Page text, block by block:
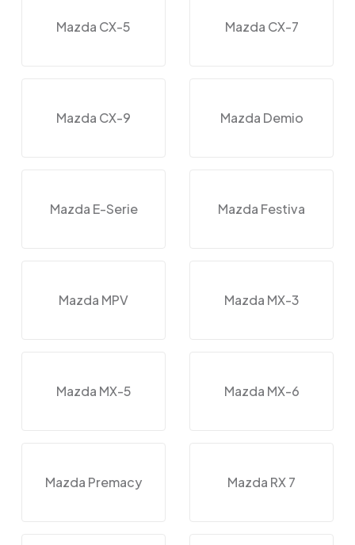
Mazda CX-5 Mazda CX-7
Mazda CX-9 Mazda Demio
Mazda E-Serie Mazda Festiva
Mazda MPV Mazda MX-3
Mazda MX-5 Mazda MX-6
Mazda Premacy Mazda RX 7